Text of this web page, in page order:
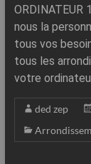
ORDINATEUR
nous la
tous vos
tous les
votre
ded zep